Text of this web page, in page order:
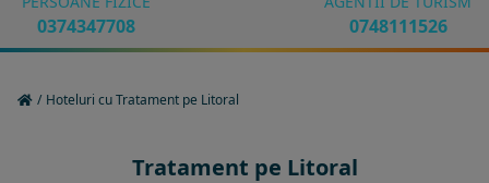
0374347708 0748111526
/ Hoteluri cu Tratament pe Litoral
Tratament pe Litoral